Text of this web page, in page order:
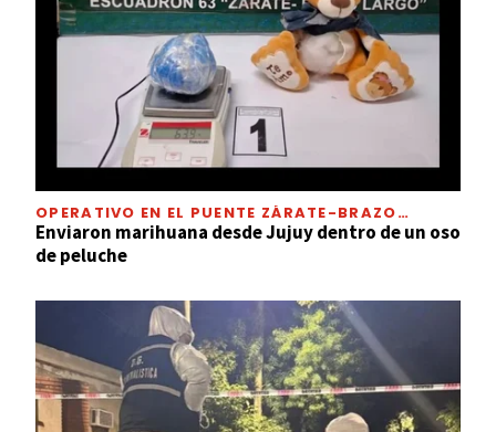
OPERATIVO EN EL PUENTE ZÁRATE-BRAZO
LARGO
Enviaron marihuana desde Jujuy dentro de un oso
de peluche